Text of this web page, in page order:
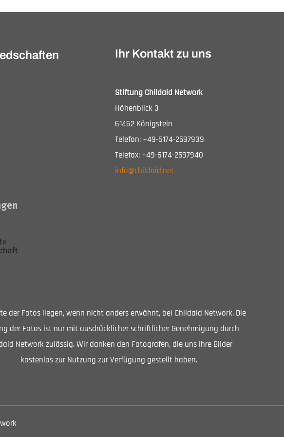
Ihr Kontakt zu uns
Stiftung Childaid Network
Höhenblick 3
61462 Königstein
Telefon: +49-6174-2597939
Telefax: +49-6174-2597940
info@childaid.net
der Fotos liegen, wenn nicht anders erwähnt, bei Childaid Network. Die
der Fotos ist nur mit ausdrücklicher schriftlicher Genehmigung durch
Network zulässig. Wir danken den Fotografen, die uns ihre Bilder
kostenlos zur Nutzung zur Verfügung gestellt haben.